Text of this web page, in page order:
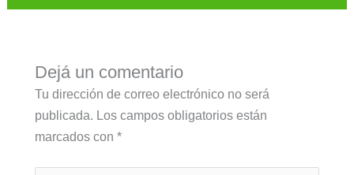
Dejá un comentario
Tu dirección de correo electrónico no será
publicada. Los campos obligatorios están
marcados con *